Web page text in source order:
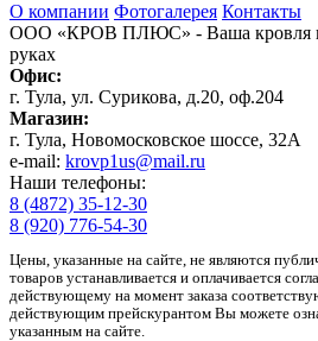
О компании Фотогалерея Контакты
ООО «КРОВ ПЛЮС» - Ваша кровля
руках
Офис:
г. Тула, ул. Сурикова, д.20, оф.204
Магазин:
г. Тула, Новомосковское шоссе, 32А
e-mail: krovp1us@mail.ru
Наши телефоны:
8 (4872) 35-12-30
8 (920) 776-54-30
Цены, указанные на сайте, не являются
товаров устанавливается и оплачивается
действующему на момент заказа
действующим прейскурантом Вы можете
указанным на сайте.